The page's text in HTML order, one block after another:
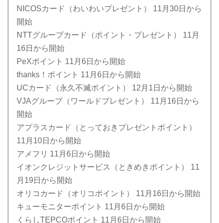
NICOSカード（わいわいプレゼント） 11月30日から
開始
NTTグループカード（ポイント・プレゼント） 11月
16日から開始
PeXポイント 11月6日から開始
thanks！ポイント 11月6日から開始
UCカード（永久不滅ポイント） 12月1日から開始
VJAグループ（ワールドプレゼント） 11月16日から
開始
アプラスカード（とっておきプレゼントポイント）
11月10日から開始
アメフリ 11月6日から開始
イオンクレジットサービス（ときめきポイント） 11
月19日から開始
オリコカード（オリコポイント） 11月16日から開始
キューモニターポイント 11月6日から開始
くらしTEPCOポイント 11月6日から開始